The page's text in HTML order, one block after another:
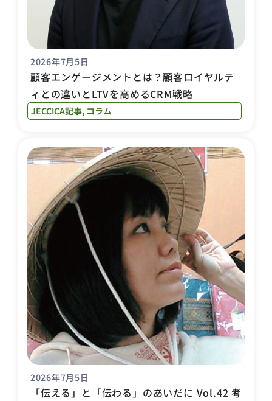
2026年7月5日
顧客エンゲージメントとは？顧客ロイヤルテ
ィとの違いとLTVを高めるCRM戦略
JECCICA記事, コラム
2026年7月5日
「伝える」と「伝わる」のあいだに Vol.42 考